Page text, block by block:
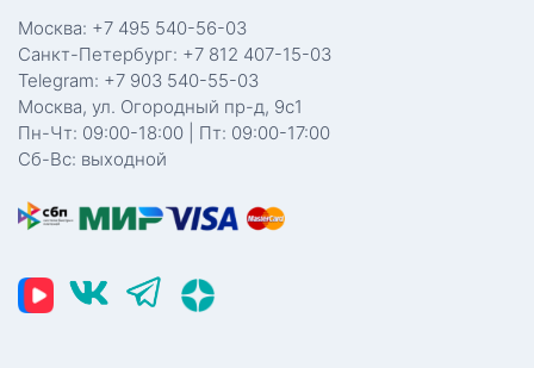
Москва: +7 495 540-56-03
Санкт-Петербург: +7 812 407-15-03
Telegram: +7 903 540-55-03
Москва, ул. Огородный пр-д, 9с1
Пн-Чт: 09:00-18:00 | Пт: 09:00-17:00
Сб-Вс: выходной